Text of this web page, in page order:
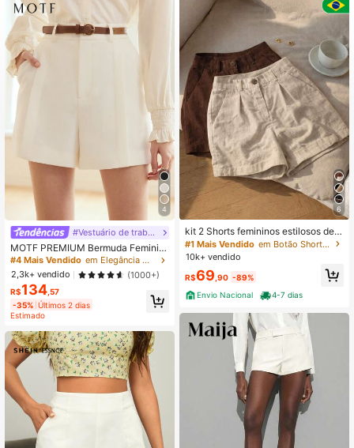
4,89 7.5K Seguidores
7.5K Seguidores
4
#Vestuário de trabalho profissional
MOTF PREMIUM Bermuda Feminin
a De Bolsos Inclinados E Costura Fr
ontal Em Tecido
#4 Mais Vendido
em Elegância Modesta Cuecas Femininas
2,3k+ vendido
(1000+)
R$134 ,57
-35% Últimos 2 dias
Estimado
6
kit 2 Shorts femininos estilosos de c
orte reto em tecido com fechament
o por botão, ideais para looks casua
#1 Mais Vendido
em Botão Shorts Femininos
10k+ vendido
R$69 ,90 -89%
Envio Nacional
4-7 dias